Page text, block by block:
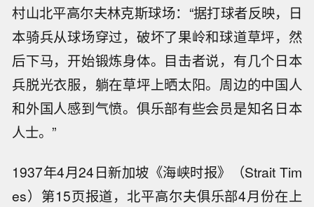
村山北平高尔夫林克斯球场：“据打球者反映，日
本骑兵从球场穿过，破坏了果岭和球道草坪，然
后下马，开始锻炼身体。目击者说，有几个日本
兵脱光衣服，躺在草坪上晒太阳。周边的中国人
和外国人感到气愤。俱乐部有些会员是知名日本
人士。”
1937年4月24日新加坡《海峡时报》（Strait Tim
es）第15页报道，北平高尔夫俱乐部4月份在上